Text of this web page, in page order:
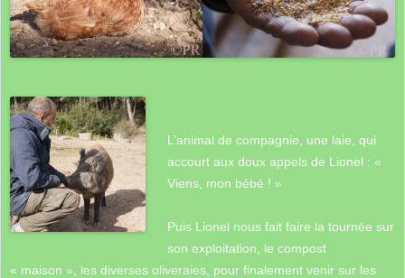
L’animal de compagnie, une laie, qui
accourt aux doux appels de Lionel : «
Viens, mon bébé ! »
Puis Lionel nous fait faire la tournée sur
son exploitation, le compost
« maison », les diverses oliveraies, pour finalement venir sur les